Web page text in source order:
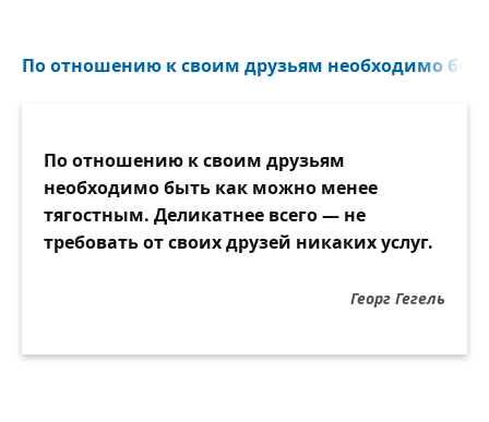
По отношению к своим друзьям необходимо
По отношению к своим друзьям
необходимо быть как можно менее
тягостным. Деликатнее всего — не
требовать от своих друзей никаких услуг.
Георг Гегель